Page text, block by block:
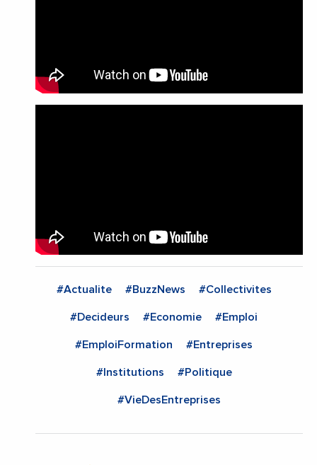
#Actualite #BuzzNews #Collectivites
#Decideurs #Economie #Emploi
#EmploiFormation #Entreprises
#Institutions #Politique
#VieDesEntreprises